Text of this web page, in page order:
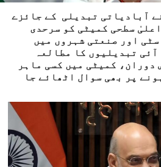
آبادیاتی تبدیلی کے جائزے
سطحی کمیٹی کو سرحدی
سٹی اور صنعتی شہروں میں
تبدیلیوں کا مطالعہ
دوران، کمیٹی میں کسی ماہر
پر بھی سوال اٹھائے جا